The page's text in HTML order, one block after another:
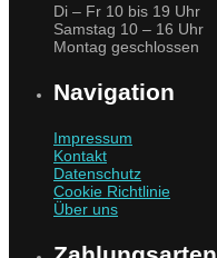
Di – Fr 10 bis 19 Uhr
Samstag 10 – 16 Uhr
Montag geschlossen
Navigation
Impressum
Kontakt
Datenschutz
Cookie Richtlinie
Über uns